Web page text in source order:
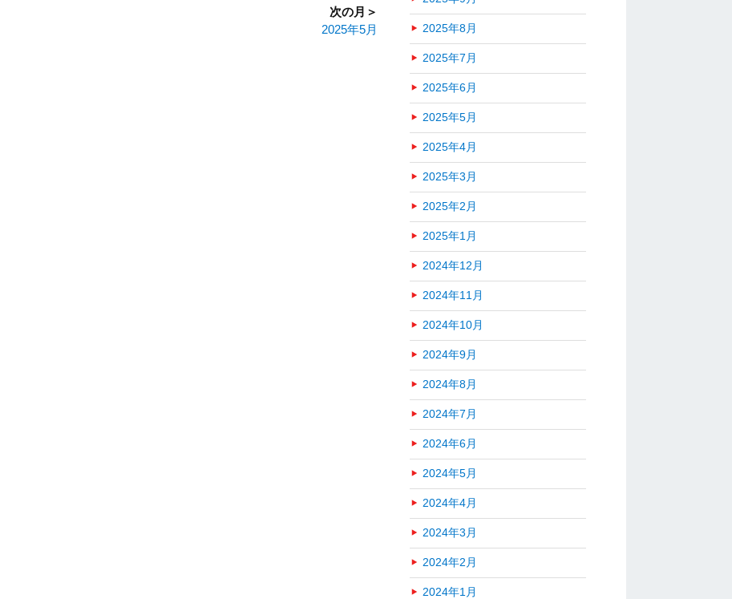
次の月＞
2025年5月
2025年8月
2025年7月
2025年6月
2025年5月
2025年4月
2025年3月
2025年2月
2025年1月
2024年12月
2024年11月
2024年10月
2024年9月
2024年8月
2024年7月
2024年6月
2024年5月
2024年4月
2024年3月
2024年2月
2024年1月